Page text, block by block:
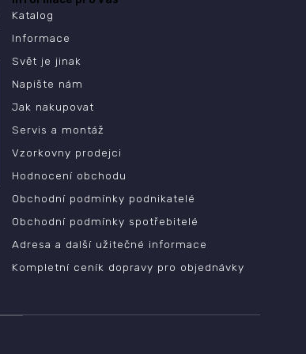
Katalog
Informace
Svět je jinak
Napište nám
Jak nakupovat
Servis a montáž
Vzorkovny prodejci
Hodnocení obchodu
Obchodní podmínky podnikatelé
Obchodní podmínky spotřebitelé
Adresa a další užitečné informace
Kompletní ceník dopravy pro objednávky